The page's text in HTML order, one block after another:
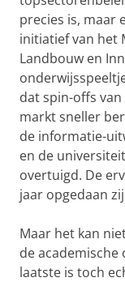
precies is, maar
initiatief van het
Landbouw en
dat spin-offs
markt sneller
de informatie-
en de
overtuigd. De
jaar opgedaan
Maar het kan
de academische
laatste is toch